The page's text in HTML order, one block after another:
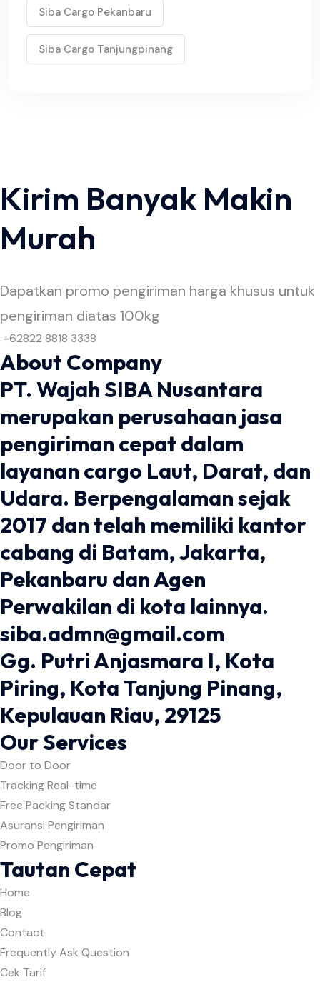
Siba Cargo Pekanbaru
Siba Cargo Tanjungpinang
Kirim Banyak Makin
Murah
Dapatkan promo pengiriman harga khusus untuk
pengiriman diatas 100kg
+62822 8818 3338
About Company
PT. Wajah SIBA Nusantara
merupakan perusahaan jasa
pengiriman cepat dalam
layanan cargo Laut, Darat, dan
Udara. Berpengalaman sejak
2017 dan telah memiliki kantor
cabang di Batam, Jakarta,
Pekanbaru dan Agen
Perwakilan di kota lainnya.
siba.admn@gmail.com
Gg. Putri Anjasmara I, Kota
Piring, Kota Tanjung Pinang,
Kepulauan Riau, 29125
Our Services
Door to Door
Tracking Real-time
Free Packing Standar
Asuransi Pengiriman
Promo Pengiriman
Tautan Cepat
Home
Blog
Contact
Frequently Ask Question
Cek Tarif